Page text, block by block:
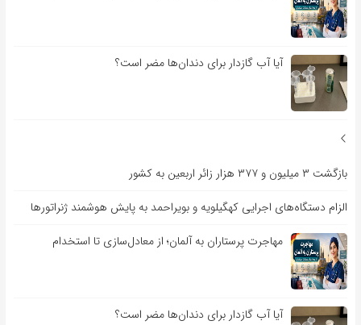
آیا آب گازدار برای دندان‌ها مضر است؟
بازگشت ۳ میلیون و ۳۷۷ هزار زائر اربعین به کشور
الزام دستگاه‌های اجرایی کهگیلویه و بویراحمد به پایش هوشمند ژنراتورها
مهاجرت پرستاران به آلمان؛ از معادل‌سازی تا استخدام
آیا آب گازدار برای دندان‌ها مضر است؟